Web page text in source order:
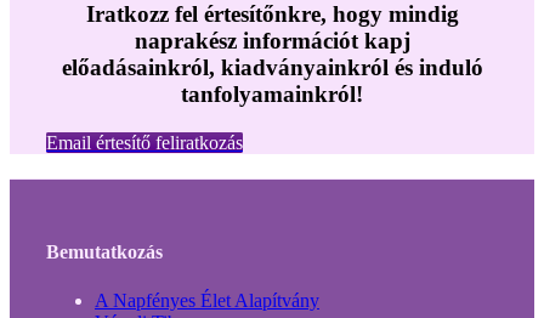
Iratkozz fel értesítőnkre, hogy mindig
naprakész információt kapj
előadásainkról, kiadványainkról és induló
tanfolyamainkról!
Email értesítő feliratkozás
Bemutatkozás
A Napfényes Élet Alapítvány